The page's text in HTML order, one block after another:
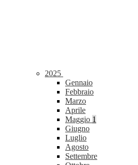
2025
Gennaio
Febbraio
Marzo
Aprile
Maggio 1
Giugno
Luglio
Agosto
Settembre